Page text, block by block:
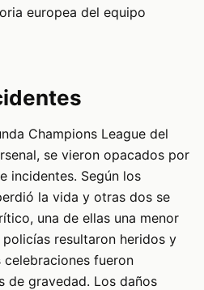
europea del equipo
Champions League del
se vieron opacados por
incidentes. Según los
la vida y otras dos se
una de ellas una menor
policías resultaron heridos y
fueron
de gravedad. Los daños